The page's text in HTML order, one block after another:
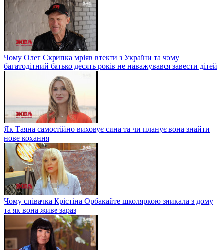
Чому Олег Скрипка мріяв втекти з України та чому
багатодітний батько десять років не наважувався завести дітей
Як Таяна самостійно виховує сина та чи планує вона знайти
нове кохання
Чому співачка Крістіна Орбакайте школяркою зникала з дому
та як вона живе зараз